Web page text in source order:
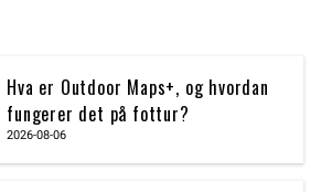
Hva er Outdoor Maps+, og hvordan
fungerer det på fottur?
2026-08-06